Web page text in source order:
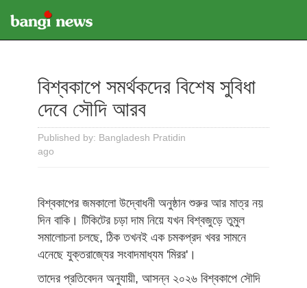
বিশ্বকাপে সমর্থকদের বিশেষ সুবিধা
দেবে সৌদি আরব
Published by: Bangladesh Pratidin
ago
বিশ্বকাপের জমকালো উদ্বোধনী অনুষ্ঠান শুরুর আর মাত্র নয়
দিন বাকি। টিকিটের চড়া দাম নিয়ে যখন বিশ্বজুড়ে তুমুল
সমালোচনা চলছে, ঠিক তখনই এক চমকপ্রদ খবর সামনে
এনেছে যুক্তরাজ্যের সংবাদমাধ্যম 'মিরর'।
তাদের প্রতিবেদন অনুযায়ী, আসন্ন ২০২৬ বিশ্বকাপে সৌদি